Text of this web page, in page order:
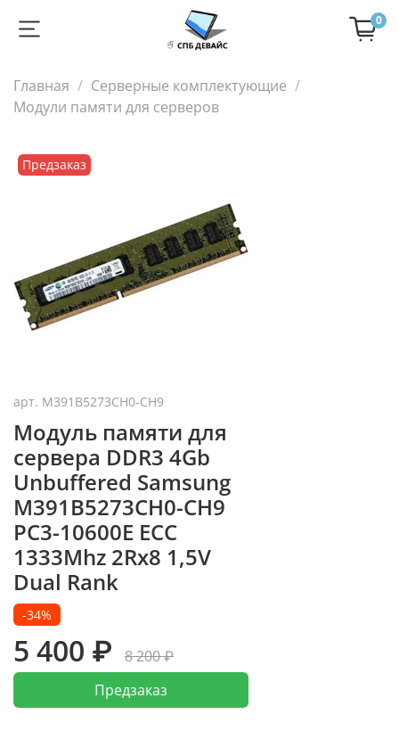
0
Главная
Серверные комплектующие
Модули памяти для серверов
Предзаказ
арт. M391B5273CH0-CH9
Модуль памяти для
сервера DDR3 4Gb
Unbuffered Samsung
M391B5273CH0-CH9
PC3-10600E ECC
1333Mhz 2Rx8 1,5V
Dual Rank
-34%
5 400 ₽
8 200 ₽
Предзаказ